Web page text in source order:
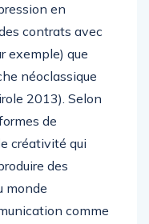
en
contrats avec
exemple) que
néoclassique
2013). Selon
de
créativité qui
des
monde
comme